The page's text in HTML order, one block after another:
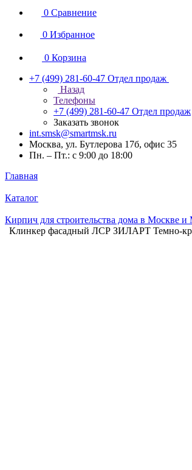
0 Сравнение
0 Избранное
0 Корзина
+7 (499) 281-60-47 Отдел продаж
Назад
Телефоны
+7 (499) 281-60-47 Отдел продаж
Заказать звонок
int.smsk@smartmsk.ru
Москва, ул. Бутлерова 17б, офис 35
Пн. – Пт.: с 9:00 до 18:00
Главная
Каталог
Кирпич для строительства дома в Москве и
Клинкер фасадный ЛСР ЗИЛАРТ Темно-